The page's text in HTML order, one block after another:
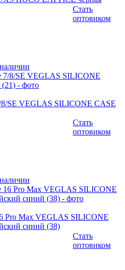
Стать
оптовиком
8/SE VEGLAS SILICONE CASE
Стать
оптовиком
Pro Max VEGLAS SILICONE
синий (38)
Стать
оптовиком